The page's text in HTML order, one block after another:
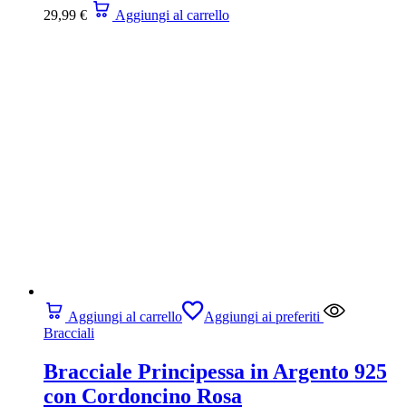
29,99 € Aggiungi al carrello
Aggiungi al carrello
Aggiungi ai preferiti
Bracciali
Bracciale Principessa in Argento 925
con Cordoncino Rosa